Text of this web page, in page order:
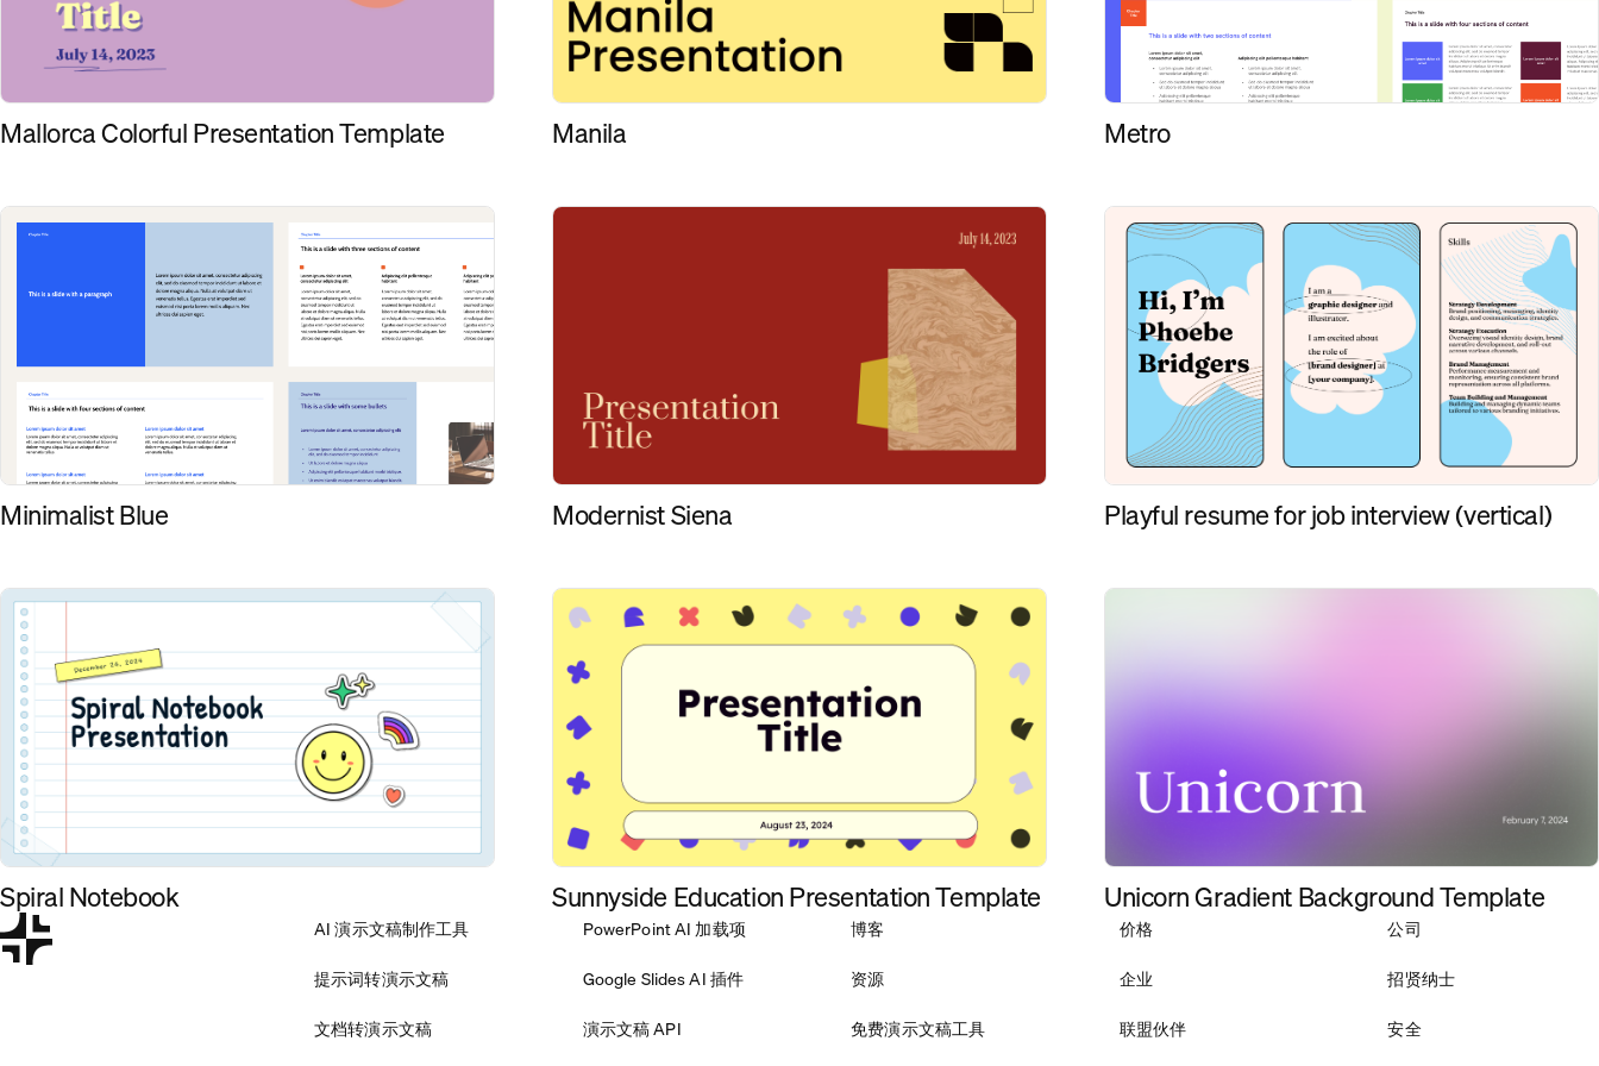
Mallorca Colorful Presentation Template Manila Metro
Minimalist Blue Modernist Siena Playful resume for job interview (vertical)
Spiral Notebook Sunnyside Education Presentation Template Unicorn Gradient Background Template
AI 演示文稿制作工具
提示词转演示文稿
文档转演示文稿
PowerPoint AI 加载项
Google Slides AI 插件
演示文稿 API
博客
资源
免费演示文稿工具
价格
企业
联盟伙伴
公司
招贤纳士
安全